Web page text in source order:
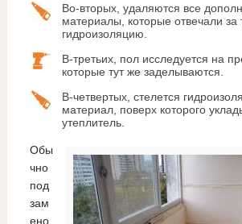
Во-вторых, удаляются все
материалы, которые отвечали за
гидроизоляцию.
В-третьих, пол исследуется на
которые тут же заделываются.
В-четвертых, стелется
материал, поверх которого
утеплитель.
Обы
чно
под
зам
ено